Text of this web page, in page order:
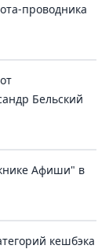
проводника
Бельский
Афиши" в
кешбэка